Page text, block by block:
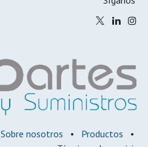
Sobre nosotros • Productos
•